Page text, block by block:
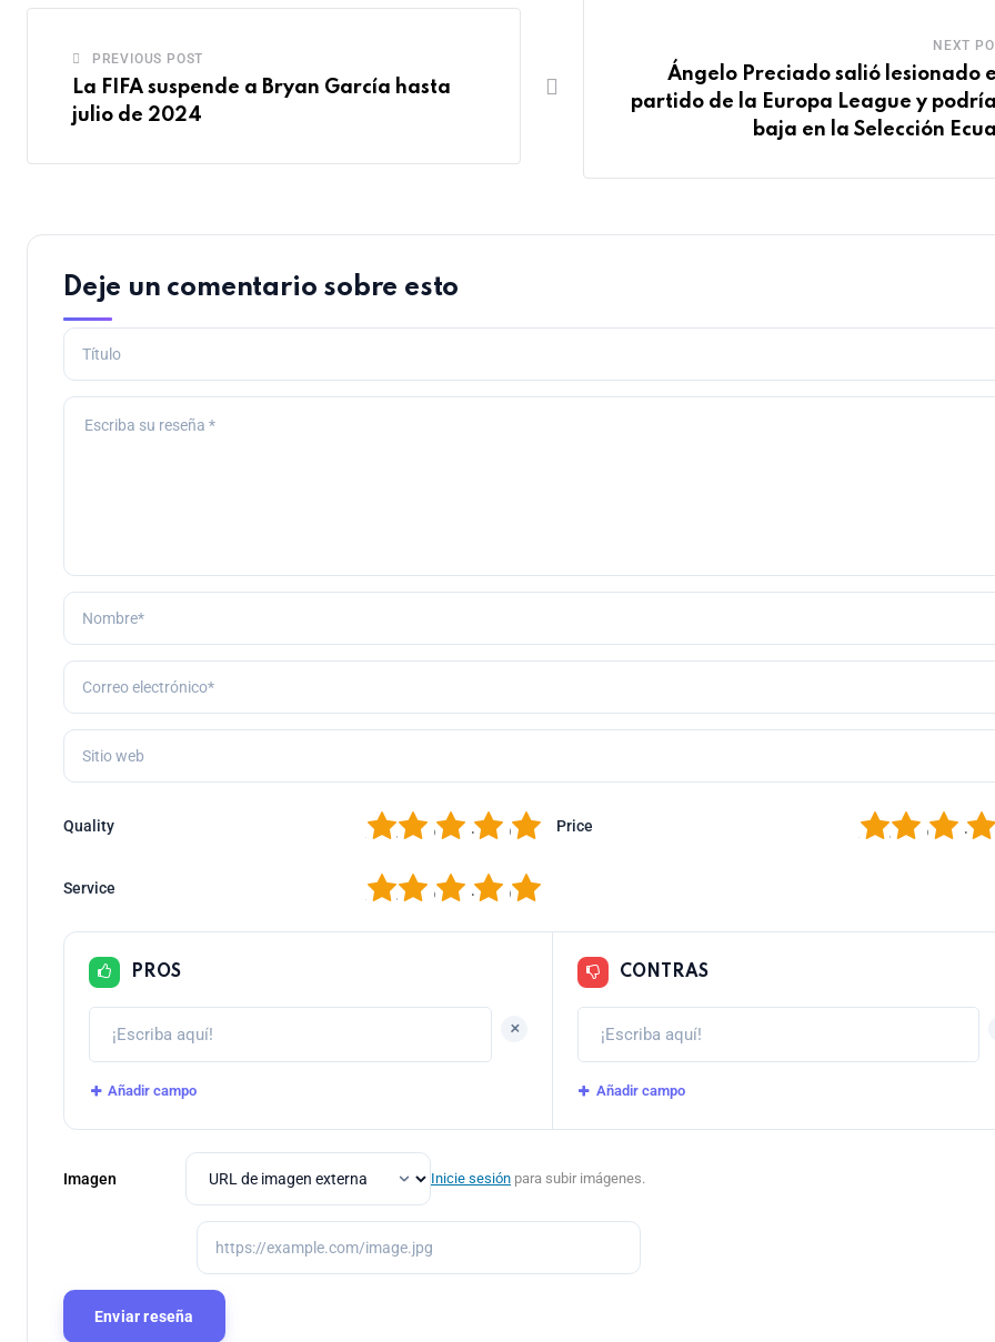
PREVIOUS POST
La FIFA suspende a Bryan García hasta
julio de 2024
NEXT
Ángelo Preciado salió lesionado
partido de la Europa League y
baja en la Selección
Deje un comentario sobre esto
Quality 5
4
3
2 Price 4
3
2
Service 5
4
3
2
PROS
+
Añadir campo
CONTRAS
Añadir campo
Imagen Inicie sesión para subir imágenes.